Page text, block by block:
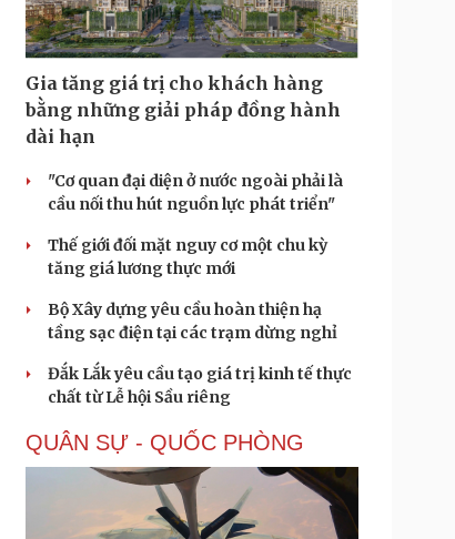
Gia tăng giá trị cho khách hàng
bằng những giải pháp đồng hành
dài hạn
"Cơ quan đại diện ở nước ngoài phải là
cầu nối thu hút nguồn lực phát triển"
Thế giới đối mặt nguy cơ một chu kỳ
tăng giá lương thực mới
Bộ Xây dựng yêu cầu hoàn thiện hạ
tầng sạc điện tại các trạm dừng nghỉ
Đắk Lắk yêu cầu tạo giá trị kinh tế thực
chất từ Lễ hội Sầu riêng
QUÂN SỰ - QUỐC PHÒNG